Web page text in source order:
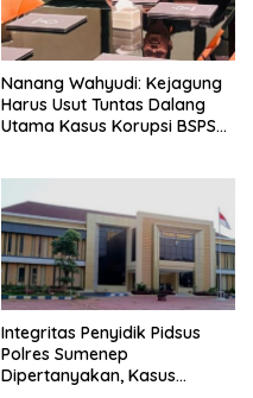
Nanang Wahyudi: Kejagung
Harus Usut Tuntas Dalang
Utama Kasus Korupsi BSPS
Integritas Penyidik Pidsus
Polres Sumenep
Dipertanyakan, Kasus